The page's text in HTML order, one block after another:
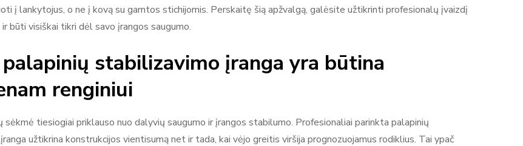
į lankytojus, o ne į kovą su gamtos stichijomis. Perskaitę šią apžvalgą, galėsite užtikrinti profesionalų įvaizdį
būti visiškai tikri dėl savo įrangos saugumo.
stabilizavimo įranga yra būtina
renginiui
sėkmė tiesiogiai priklauso nuo dalyvių saugumo ir įrangos stabilumo. Profesionaliai parinkta palapinių
užtikrina konstrukcijos vientisumą net ir tada, kai vėjo greitis viršija prognozuojamus rodiklius. Tai ypač